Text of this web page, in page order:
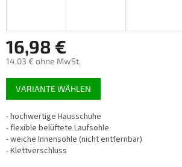
16,98 €
14,03 € ohne MwSt.
Verkaufspreis:
VARIANTE WÄHLEN
-hochwertige Hausschuhe
- flexible belüftete Laufsohle
- weiche Innensohle (nicht entfernbar)
- Klettverschluss